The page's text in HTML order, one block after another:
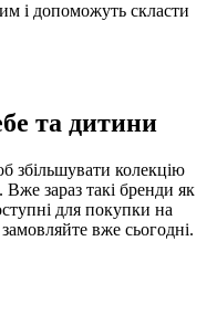
і допоможуть скласти
та дитини
збільшувати колекцію
зараз такі бренди як
для покупки на
вже сьогодні.